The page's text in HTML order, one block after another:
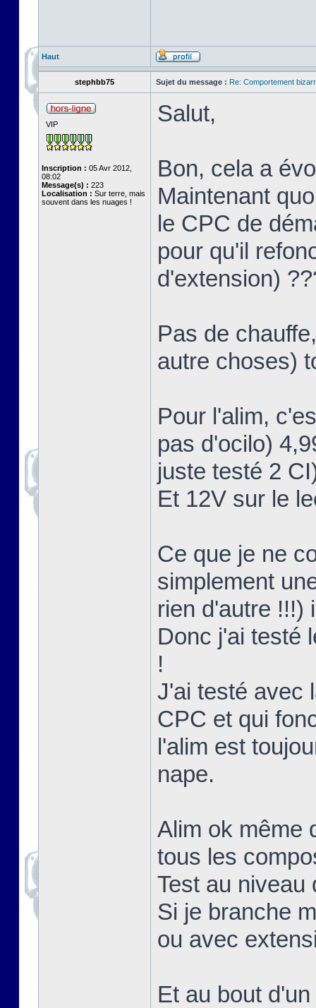
Haut
stephbb75 Sujet du message : Re: Comportement
VIP
Inscription : 05 Avr 2012,
08:02
Message(s) : 223
Localisation : Sur terre, mais
souvent dans les nuages !
Salut,
Bon, cela a
Maintenant
le CPC de
pour qu'il
d'extension)
Pas de
autre choses)
Pour l'alim,
pas d'ocilo)
juste testé 2
Et 12V sur le
Ce que je ne
simplement
rien d'autre !!!)
Donc j'ai testé
!
J'ai testé avec
CPC et qui
l'alim est
nape.
Alim ok même
tous les
Test au niveau
Si je branche
ou avec
Et au bout